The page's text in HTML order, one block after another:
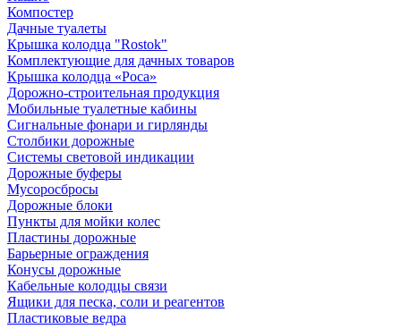
Компостер
Дачные туалеты
Крышка колодца "Rostok"
Комплектующие для дачных товаров
Крышка колодца «Роса»
Дорожно-строительная продукция
Мобильные туалетные кабины
Сигнальные фонари и гирлянды
Столбики дорожные
Системы световой индикации
Дорожные буферы
Мусоросбросы
Дорожные блоки
Пункты для мойки колес
Пластины дорожные
Барьерные ограждения
Конусы дорожные
Кабельные колодцы связи
Ящики для песка, соли и реагентов
Пластиковые ведра